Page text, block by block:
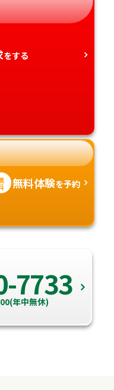
をする
無料体験を予約
7733
年中無休)